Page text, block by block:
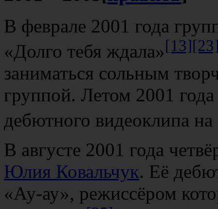
В феврале 2001 года
«Долго тебя ждала»[13]
заниматься сольным
группой. Летом 2001 года
дебютного видеоклипа
В августе 2001 года
Юлия Ковальчук. Её
«Ау-ау», режиссёром